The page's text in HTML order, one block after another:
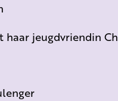
jeugdvriendin